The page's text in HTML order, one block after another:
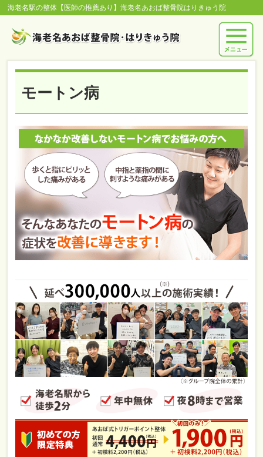
海老名駅の整体【医師の推薦あり】海老名あおば整骨院はりきゅう院
モートン病